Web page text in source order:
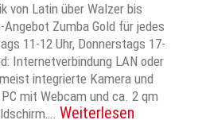
von Latin über Walzer bis
Zumba Gold für jedes
11-12 Uhr, Donnerstags 17-
Internetverbindung LAN oder
integrierte Kamera und
mit Webcam und ca. 2 qm
Weiterlesen